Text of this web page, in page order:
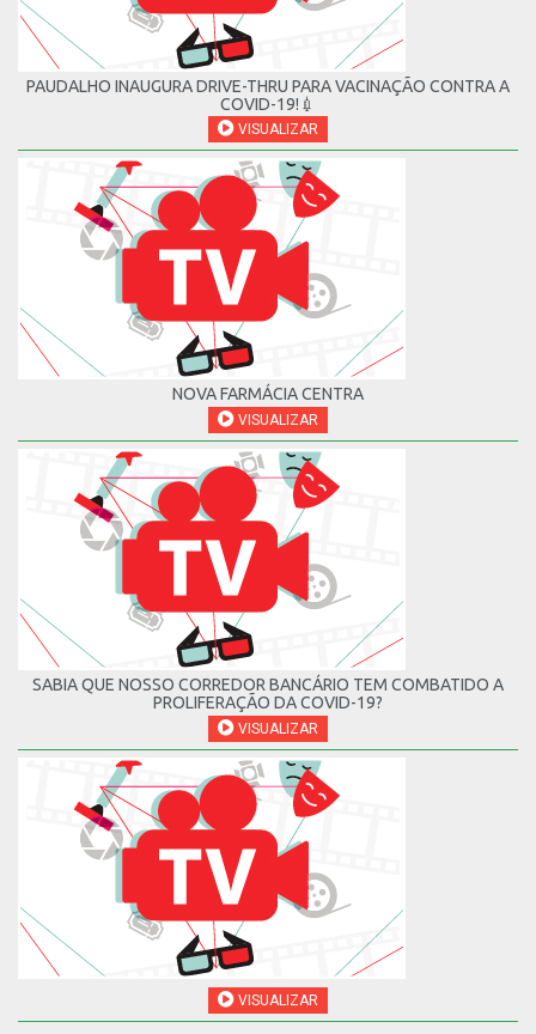
PAUDALHO INAUGURA DRIVE-THRU PARA VACINAÇÃO CONTRA A
COVID-19!💉
VISUALIZAR
NOVA FARMÁCIA CENTRA
VISUALIZAR
SABIA QUE NOSSO CORREDOR BANCÁRIO TEM COMBATIDO A
PROLIFERAÇÃO DA COVID-19?
VISUALIZAR
VISUALIZAR